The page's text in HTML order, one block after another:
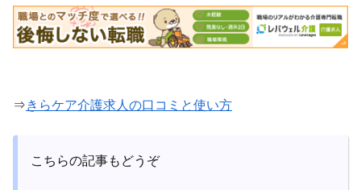
⇒きらケア介護求人の口コミと使い方
こちらの記事もどうぞ